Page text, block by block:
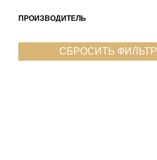
ПРОИЗВОДИТЕЛЬ
СБРОСИТЬ ФИЛЬТР